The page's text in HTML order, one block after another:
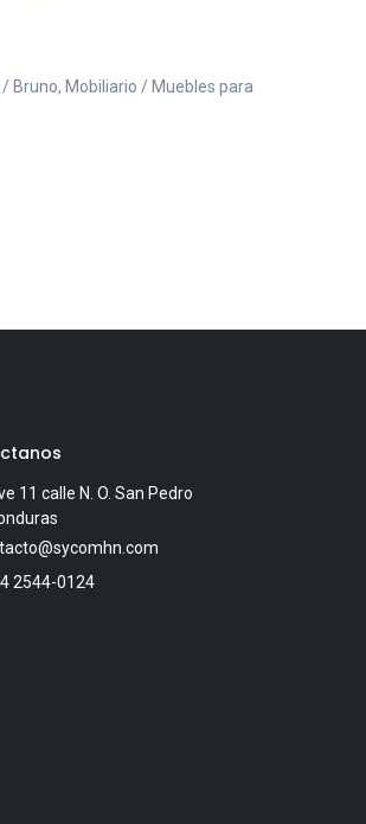
Bruno, Mobiliario / Muebles para
11 calle N. O. San Pedro
2544-0124